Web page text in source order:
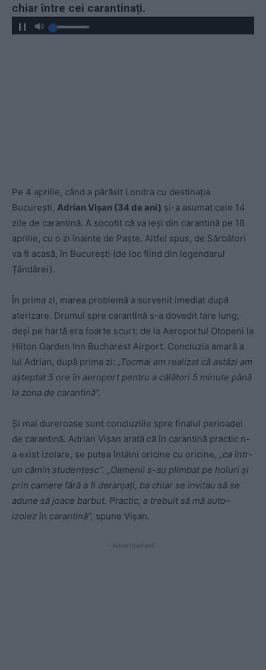
chiar între cei carantinați.
Pe 4 aprilie, când a părăsit Londra cu destinația
București, Adrian Vișan (34 de ani) și-a asumat cele 14
zile de carantină. A socotit că va ieși din carantină pe 18
aprilie, cu o zi înainte de Paște. Altfel spus, de Sărbători
va fi acasă, în București (de loc fiind din legendarul
Țăndărei).
În prima zi, marea problemă a survenit imediat după
aterizare. Drumul spre carantină s-a dovedit tare lung,
deși pe hartă era foarte scurt: de la Aeroportul Otopeni la
Hilton Garden Inn Bucharest Airport. Concluzia amară a
lui Adrian, după prima zi: „Tocmai am realizat că astăzi am
așteptat 5 ore în aeroport pentru a călători 5 minute până
la zona de carantină”.
Și mai dureroase sunt concluziile spre finalul perioadei
de carantină. Adrian Vișan arată că în carantină practic n-
a exist izolare, se putea întâlni oricine cu oricine, „ca într-
un cămin studențesc”. „Oamenii s-au plimbat pe holuri și
prin camere fără a fi deranjați, ba chiar se invitau să se
adune să joace barbut. Practic, a trebuit să mă auto-
izolez în carantină”, spune Vișan.
- Advertisement -